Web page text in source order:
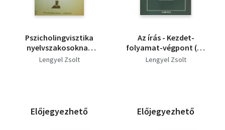
Pszicholingvisztika
nyelvszakosoknak
(Beszédértés,
Lengyel Zsolt
Előjegyezhető
Az írás - Kezdet-
folyamat-végpont (Az
írástanulás
Lengyel Zsolt
Előjegyezhető